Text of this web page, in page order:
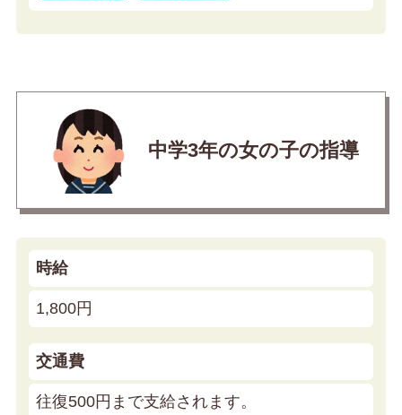
中学3年の女の子の指導
時給
1,800円
交通費
往復500円まで支給されます。